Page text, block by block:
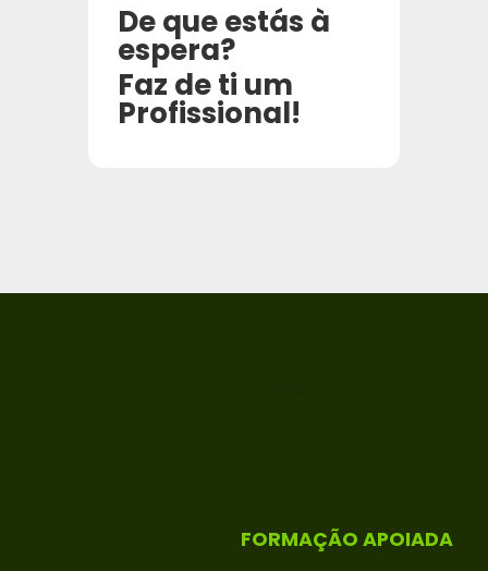
De que estás à
espera?
Faz de ti um
Profissional!
FORMAÇÃO APOIADA